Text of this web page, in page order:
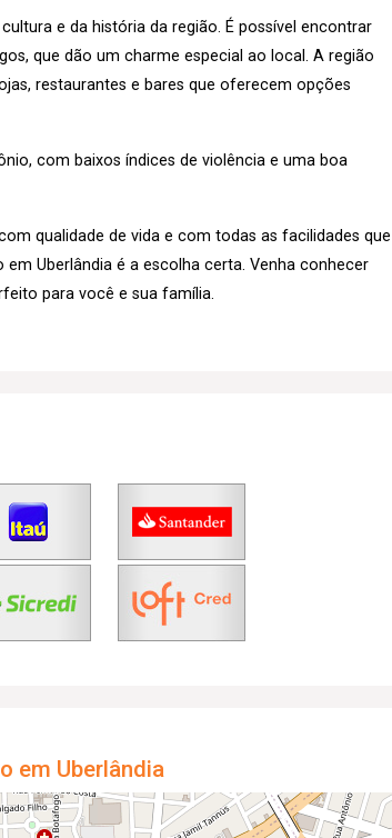
e da história da região. É possível encontrar
que dão um charme especial ao local. A região
restaurantes e bares que oferecem opções
com baixos índices de violência e uma boa
qualidade de vida e com todas as facilidades que
Uberlândia é a escolha certa. Venha conhecer
para você e sua família.
em Uberlândia